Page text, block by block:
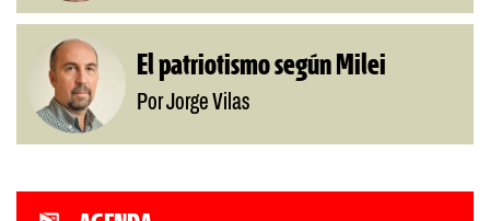
El patriotismo según Milei
Por Jorge Vilas